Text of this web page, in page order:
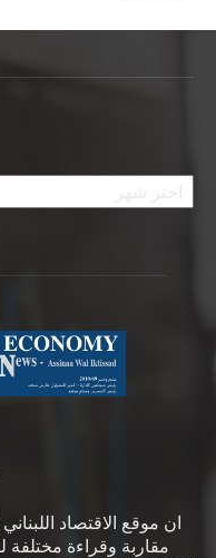
الأرشيف
ان موقع الاقتصاد
مقاربة وقراءة مختلفة